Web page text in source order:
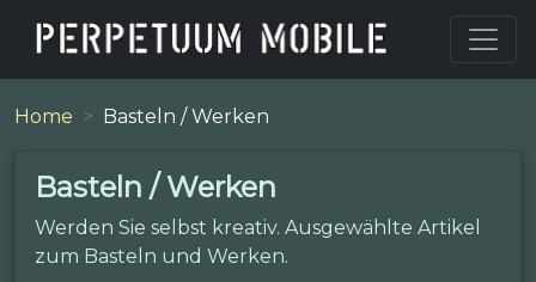
Home Basteln / Werken
Basteln / Werken
Werden Sie selbst kreativ. Ausgewählte Artikel
zum Basteln und Werken.